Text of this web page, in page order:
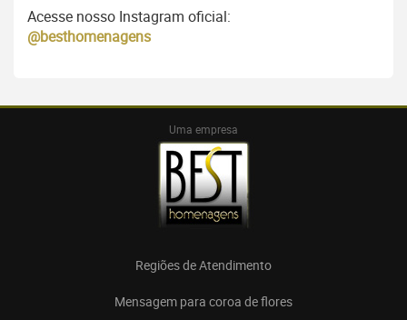
Acesse nosso Instagram oficial:
@besthomenagens
Uma empresa
Regiões de Atendimento
Mensagem para coroa de flores